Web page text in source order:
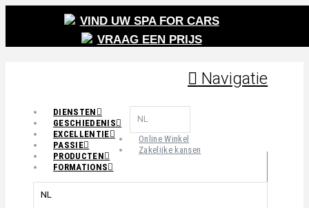
VIND UW SPA FOR CARS
VRAAG EEN PRIJS
Navigatie
DIENSTEN
GESCHIEDENIS
EXCELLENTIE
PASSIE
PRODUCTEN
FORMATIONS
NL
Online Winkel
Zakelijke kansen
NL